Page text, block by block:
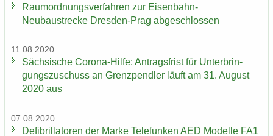
Raum­ord­nungs­ver­fah­ren zur Eisenbahn-​
Neubaustrecke Dresden-​Prag ab­ge­schlos­sen
11.08.2020
Säch­si­sche Corona-​Hilfe: An­trags­frist für Un­ter­brin­
gungs­zu­schuss an Grenz­pend­ler läuft am 31. Au­gust
2020 aus
07.08.2020
De­fi­bril­la­to­ren der Marke Te­le­fun­ken AED Mo­del­le FA1